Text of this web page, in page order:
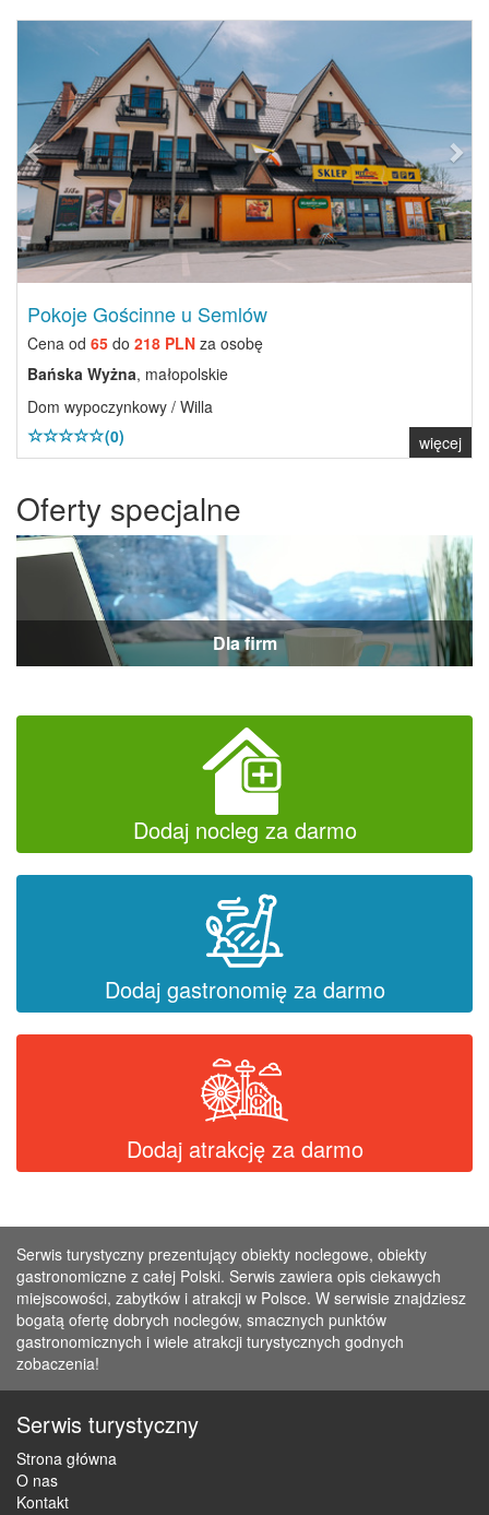
Previous Next
Pokoje Gościnne u Semlów
Cena od 65 do 218 PLN za osobę
Bańska Wyżna, małopolskie
Dom wypoczynkowy / Willa
(0)
więcej
Oferty specjalne
Dla firm
Dodaj nocleg za darmo
Dodaj gastronomię za darmo
Dodaj atrakcję za darmo
Serwis turystyczny prezentujący obiekty noclegowe, obiekty
gastronomiczne z całej Polski. Serwis zawiera opis ciekawych
miejscowości, zabytków i atrakcji w Polsce. W serwisie znajdziesz
bogatą ofertę dobrych noclegów, smacznych punktów
gastronomicznych i wiele atrakcji turystycznych godnych
zobaczenia!
Serwis turystyczny
Strona główna
O nas
Kontakt